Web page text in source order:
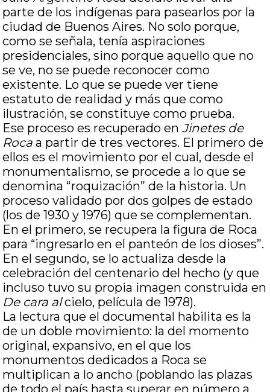
parte de los indígenas para pasearlos por la
ciudad de Buenos Aires. No solo porque,
como se señala, tenía aspiraciones
presidenciales, sino porque aquello que no
se ve, no se puede reconocer como
existente. Lo que se puede ver tiene
estatuto de realidad y más que como
ilustración, se constituye como prueba.
Ese proceso es recuperado enJinetes de
Roca a partir de tres vectores. El primero de
ellos es el movimiento por el cual, desde el
monumentalismo, se procede a lo que se
denomina “roquización” de la historia. Un
proceso validado por dos golpes de estado
(los de 1930 y 1976) que se complementan.
En el primero, se recupera la figura de Roca
para “ingresarlo en el panteón de los dioses”.
En el segundo, se lo actualiza desde la
celebración del centenario del hecho (y que
incluso tuvo su propia imagen construida en
De cara alcielo, película de 1978).
La lectura que el documental habilita es la
de un doble movimiento: la del momento
original, expansivo, en el que los
monumentos dedicados a Roca se
multiplican a lo ancho (poblando las plazas
de todo el país hasta superar en número a